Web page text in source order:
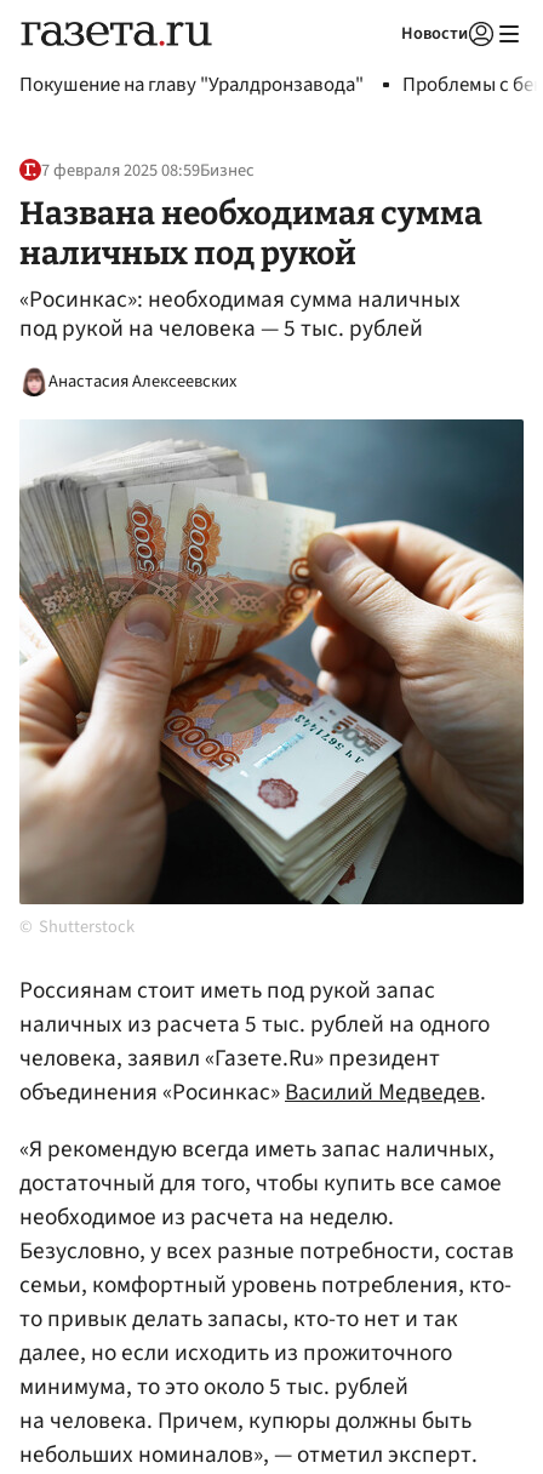
Новости
Покушение на главу "Уралдронзавода" Проблемы с
7 февраля 2025 08:59Бизнес
Названа необходимая сумма
наличных под рукой
«Росинкас»: необходимая сумма наличных
под рукой на человека — 5 тыс. рублей
Анастасия Алексеевских
Shutterstock
Россиянам стоит иметь под рукой запас
наличных из расчета 5 тыс. рублей на одного
человека, заявил «Газете.Ru» президент
объединения «Росинкас»Василий Медведев.
«Я рекомендую всегда иметь запас наличных,
достаточный для того, чтобы купить все самое
необходимое из расчета на неделю.
Безусловно, у всех разные потребности, состав
семьи, комфортный уровень потребления, кто-
то привык делать запасы, кто-то нет и так
далее, но если исходить из прожиточного
минимума, то это около 5 тыс. рублей
на человека. Причем, купюры должны быть
небольших номиналов», — отметил эксперт.